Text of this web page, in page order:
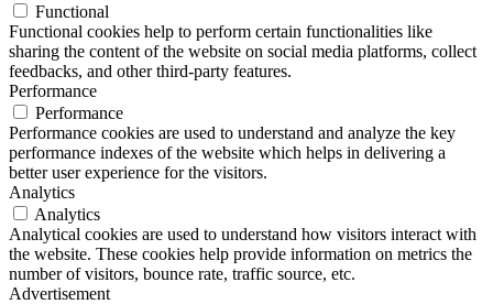
Functional
Functional cookies help to perform certain functionalities like
sharing the content of the website on social media platforms, collect
feedbacks, and other third-party features.
Performance
Performance
Performance cookies are used to understand and analyze the key
performance indexes of the website which helps in delivering a
better user experience for the visitors.
Analytics
Analytics
Analytical cookies are used to understand how visitors interact with
the website. These cookies help provide information on metrics the
number of visitors, bounce rate, traffic source, etc.
Advertisement